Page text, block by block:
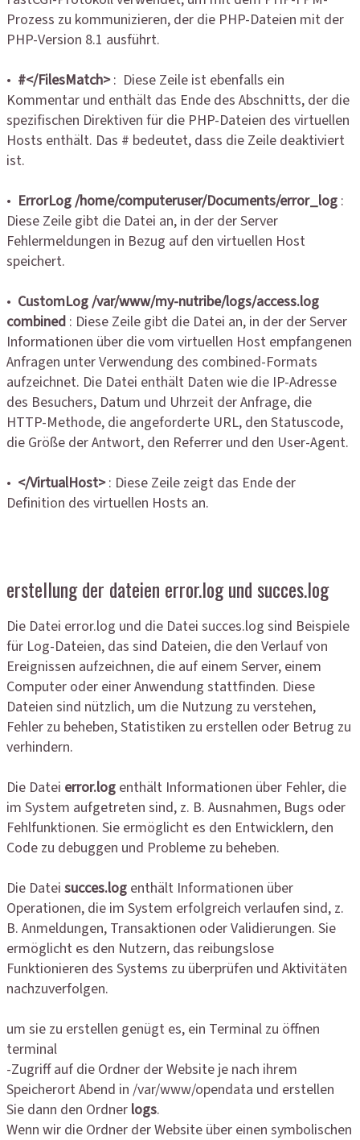
Prozess zu kommunizieren, der die PHP-Dateien mit der
PHP-Version 8.1 ausführt.
• #</FilesMatch>: Diese Zeile ist ebenfalls ein
Kommentar und enthält das Ende des Abschnitts, der die
spezifischen Direktiven für die PHP-Dateien des virtuellen
Hosts enthält. Das # bedeutet, dass die Zeile deaktiviert
ist.
• ErrorLog /home/computeruser/Documents/error_log:
Diese Zeile gibt die Datei an, in der der Server
Fehlermeldungen in Bezug auf den virtuellen Host
speichert.
• CustomLog /var/www/my-nutribe/logs/access.log
combined: Diese Zeile gibt die Datei an, in der der Server
Informationen über die vom virtuellen Host empfangenen
Anfragen unter Verwendung des combined-Formats
aufzeichnet. Die Datei enthält Daten wie die IP-Adresse
des Besuchers, Datum und Uhrzeit der Anfrage, die
HTTP-Methode, die angeforderte URL, den Statuscode,
die Größe der Antwort, den Referrer und den User-Agent.
• </VirtualHost>: Diese Zeile zeigt das Ende der
Definition des virtuellen Hosts an.
erstellung der dateien error.log und succes.log
Die Datei error.log und die Datei succes.log sind Beispiele
für Log-Dateien, das sind Dateien, die den Verlauf von
Ereignissen aufzeichnen, die auf einem Server, einem
Computer oder einer Anwendung stattfinden. Diese
Dateien sind nützlich, um die Nutzung zu verstehen,
Fehler zu beheben, Statistiken zu erstellen oder Betrug zu
verhindern.
Die Datei error.logenthält Informationen über Fehler, die
im System aufgetreten sind, z. B. Ausnahmen, Bugs oder
Fehlfunktionen. Sie ermöglicht es den Entwicklern, den
Code zu debuggen und Probleme zu beheben.
Die Datei succes.log enthält Informationen über
Operationen, die im System erfolgreich verlaufen sind, z.
B. Anmeldungen, Transaktionen oder Validierungen. Sie
ermöglicht es den Nutzern, das reibungslose
Funktionieren des Systems zu überprüfen und Aktivitäten
nachzuverfolgen.
um sie zu erstellen genügt es, ein Terminal zu öffnen
terminal
-Zugriff auf die Ordner der Website je nach ihrem
Speicherort Abend in /var/www/opendata und erstellen
Sie dann den Ordner logs.
Wenn wir die Ordner der Website über einen symbolischen